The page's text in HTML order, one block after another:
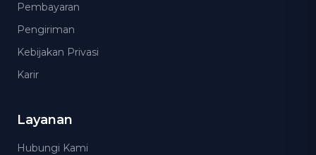
Pembayaran
Pengiriman
Kebijakan Privasi
Karir
Layanan
Hubungi Kami